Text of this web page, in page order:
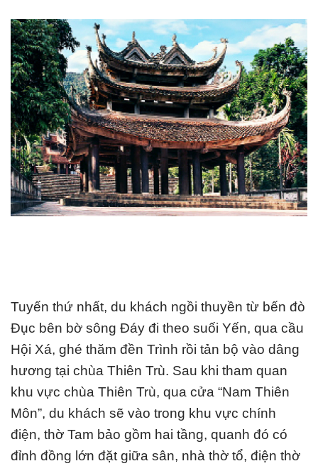
Tuyến thứ nhất, du khách ngồi thuyền từ bến đò
Đục bên bờ sông Đáy đi theo suối Yến, qua cầu
Hội Xá, ghé thăm đền Trình rồi tản bộ vào dâng
hương tại chùa Thiên Trù. Sau khi tham quan
khu vực chùa Thiên Trù, qua cửa “Nam Thiên
Môn”, du khách sẽ vào trong khu vực chính
điện, thờ Tam bảo gồm hai tầng, quanh đó có
đỉnh đồng lớn đặt giữa sân, nhà thờ tổ, điện thờ